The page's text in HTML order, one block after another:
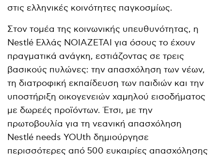
στις ελληνικές κοινότητες παγκοσμίως.
Στον τομέα της κοινωνικής υπευθυνότητας, η
Nestlé Ελλάς ΝΟΙΑΖΕΤΑΙ για όσους το έχουν
πραγματικά ανάγκη, εστιάζοντας σε τρεις
βασικούς πυλώνες: την απασχόληση των νέων,
τη διατροφική εκπαίδευση των παιδιών και την
υποστήριξη οικογενειών χαμηλού εισοδήματος
με δωρεές προϊόντων. Έτσι, με την
πρωτοβουλία για τη νεανική απασχόληση
Nestlé needs YOUth δημιούργησε
περισσότερες από 500 ευκαιρίες απασχόλησης